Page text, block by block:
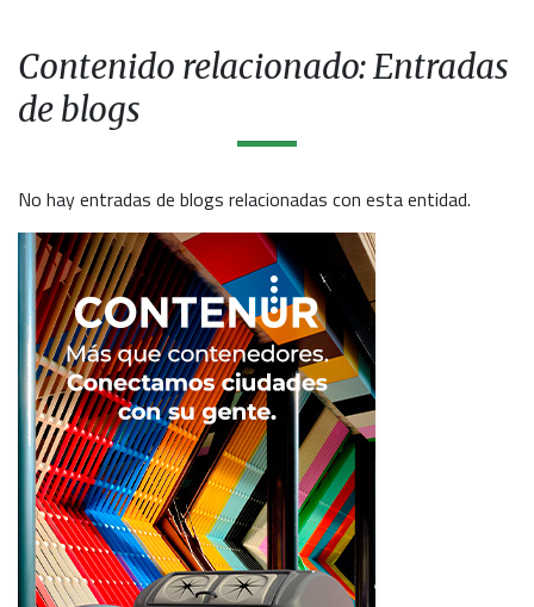
Contenido relacionado: Entradas
de blogs
No hay entradas de blogs relacionadas con esta entidad.